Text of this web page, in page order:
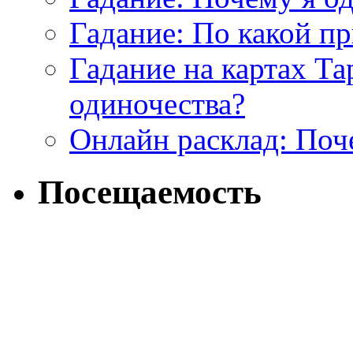
Гадание: По какой
Гадание на картах
одиночества?
Онлайн расклад:
Посещаемость